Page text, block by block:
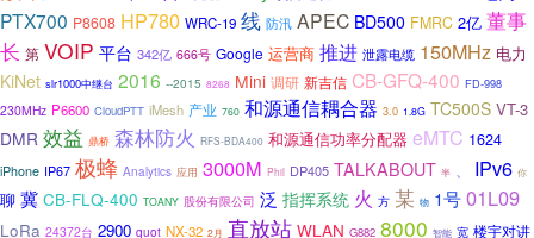
PTX700 P8608 HP780 WRC-19 线 防汛 APEC BD500 FMRC 2亿 董事
长 第 VOIP 平台 342亿 666号 Google 运营商 推进 泄露电缆 150MHz 电力
KiNet slr1000中继台 2016 --2015 8268 Mini 调研 新吉信 CB-GFQ-400 FD-998
230MHz P6600 CloudPTT iMesh 产业 760 和源通信耦合器 3.0 1.8G TC500S VT-3
DMR 效益 鼎桥 森林防火 RFS-BDA400 和源通信功率分配器 eMTC 1624
iPhone IP67 极蜂 Analytics 应用 3000M Phil DP405 TALKABOUT 半 IPv6 你
聊 冀 CB-FLQ-400 TOANY 股份有限公司 泛 指挥系统 火 方 某 物 1号01L09
LoRa 24372台 2900 quot NX-32 2月 直放站 WLAN G882 8000 智能 宽 楼宇对讲